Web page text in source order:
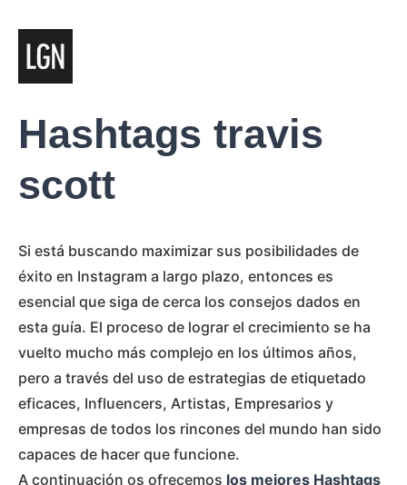
Hashtags travis
scott
Si está buscando maximizar sus posibilidades de
éxito en Instagram a largo plazo, entonces es
esencial que siga de cerca los consejos dados en
esta guía. El proceso de lograr el crecimiento se ha
vuelto mucho más complejo en los últimos años,
pero a través del uso de estrategias de etiquetado
eficaces, Influencers, Artistas, Empresarios y
empresas de todos los rincones del mundo han sido
capaces de hacer que funcione.
A continuación os ofrecemos los mejores Hashtags